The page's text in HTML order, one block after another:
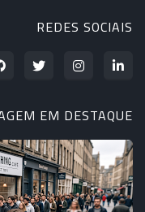
REDES SOCIAIS
EM DESTAQUE